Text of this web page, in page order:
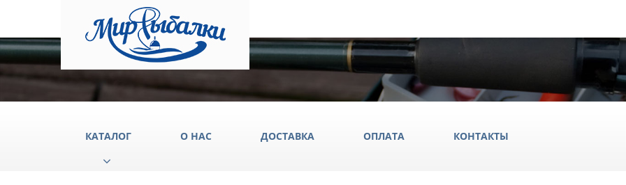
КАТАЛОГ О НАС ДОСТАВКА ОПЛАТА КОНТАКТЫ